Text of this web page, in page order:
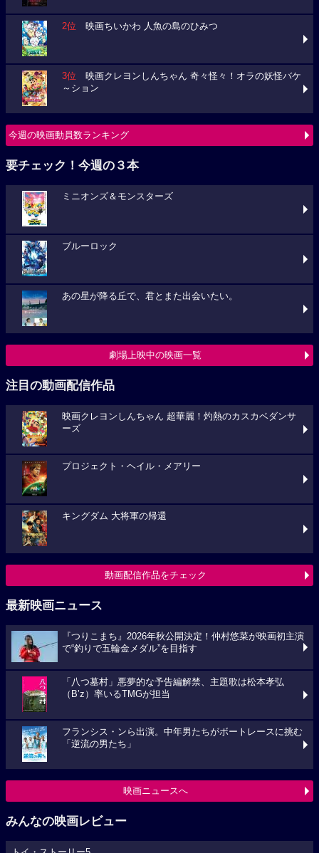
2位 映画ちいかわ 人魚の島のひみつ
3位 映画クレヨンしんちゃん 奇々怪々！オラの妖怪バケ
～ション
今週の映画動員数ランキング
要チェック！今週の３本
ミニオンズ＆モンスターズ
ブルーロック
あの星が降る丘で、君とまた出会いたい。
劇場上映中の映画一覧
注目の動画配信作品
映画クレヨンしんちゃん 超華麗！灼熱のカスカベダンサ
ーズ
プロジェクト・ヘイル・メアリー
キングダム 大将軍の帰還
動画配信作品をチェック
最新映画ニュース
『つりこまち』2026年秋公開決定！仲村悠菜が映画初主演
で“釣りで五輪金メダル”を目指す
「八つ墓村」悪夢的な予告編解禁、主題歌は松本孝弘
（B’z）率いるTMGが担当
フランシス・ンら出演。中年男たちがボートレースに挑む
「逆流の男たち」
映画ニュースへ
みんなの映画レビュー